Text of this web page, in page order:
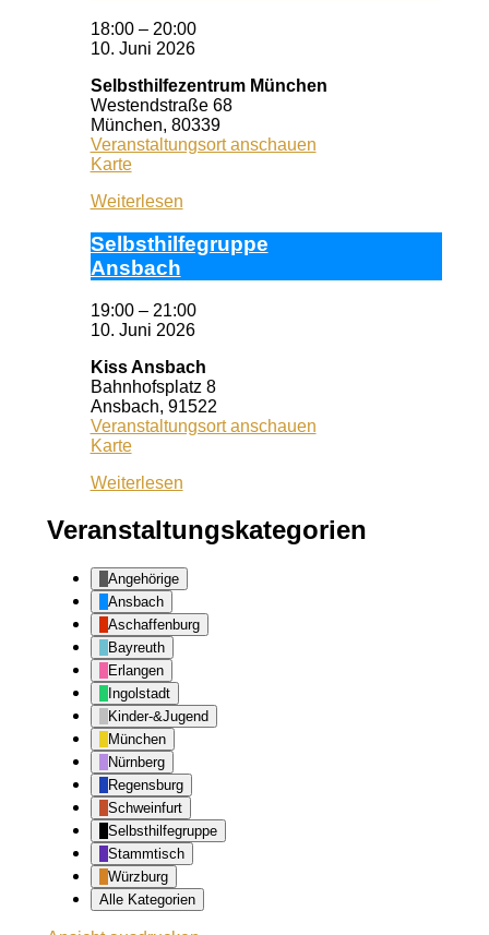
18:00 – 20:00
10. Juni 2026
Selbsthilfezentrum München
Westendstraße 68
München, 80339
Veranstaltungsort anschauen
KarteSelbsthilfezentrum
Weiterlesen
Selbst­hil­fe­grup­pe
Ans­bach
19:00 – 21:00
10. Juni 2026
Kiss Ansbach
Bahnhofsplatz 8
Ansbach, 91522
Veranstaltungsort anschauen
KarteKiss
Weiterlesen
Veranstaltungskategorien
Angehörige
Ansbach
Aschaffenburg
Bayreuth
Erlangen
Ingolstadt
Kinder-&Jugend
München
Nürnberg
Regensburg
Schweinfurt
Selbsthilfegruppe
Stammtisch
Würzburg
Alle Kategorien